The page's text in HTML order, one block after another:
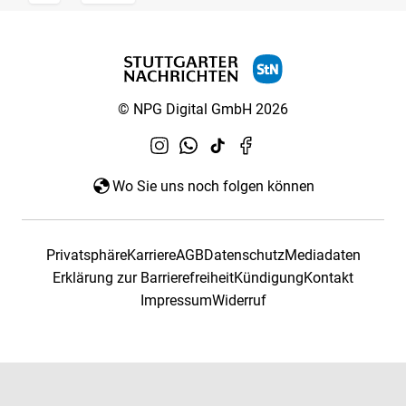
© NPG Digital GmbH 2026
Wo Sie uns noch folgen können
PrivatsphäreKarriereAGBDatenschutzMediadaten
Erklärung zur BarrierefreiheitKündigungKontakt
ImpressumWiderruf